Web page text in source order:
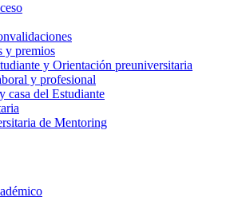
y premios
y Orientación preuniversitaria
y profesional
casa del Estudiante
de Mentoring